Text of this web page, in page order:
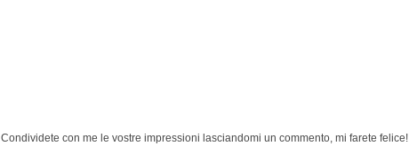
Condividete con me le vostre impressioni lasciandomi un commento, mi farete felice!